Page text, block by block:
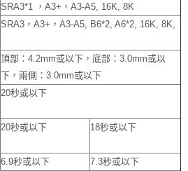
SRA3*1 ，A3+，A3-A5, 16K, 8K
SRA3，A3+，A3-A5, B6*2, A6*2, 16K, 8K,
頂部：4.2mm或以下，底部：3.0mm或以
下，兩側：3.0mm或以下
20秒或以下
20秒或以下 18秒或以下
6.9秒或以下
7.3秒或以下